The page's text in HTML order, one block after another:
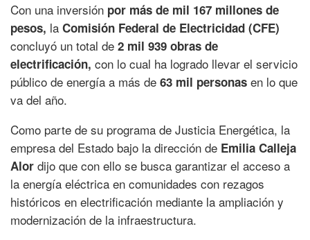
Con una inversión por más de mil 167 millones de
pesos, la Comisión Federal de Electricidad (CFE)
concluyó un total de 2 mil 939 obras de
electrificación, con lo cual ha logrado llevar el servicio
público de energía a más de 63 mil personas en lo que
va del año.
Como parte de su programa de Justicia Energética, la
empresa del Estado bajo la dirección de Emilia Calleja
Alor dijo que con ello se busca garantizar el acceso a
la energía eléctrica en comunidades con rezagos
históricos en electrificación mediante la ampliación y
modernización de la infraestructura.